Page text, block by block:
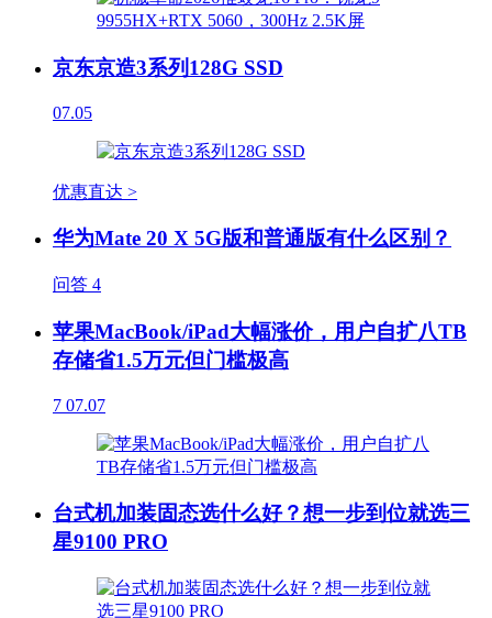
京东京造3系列128G SSD
07.05
优惠直达 >
华为Mate 20 X 5G版和普通版有什么区别？
问答 4
苹果MacBook/iPad大幅涨价，用户自扩八TB
存储省1.5万元但门槛极高
7 07.07
台式机加装固态选什么好？想一步到位就选三
星9100 PRO